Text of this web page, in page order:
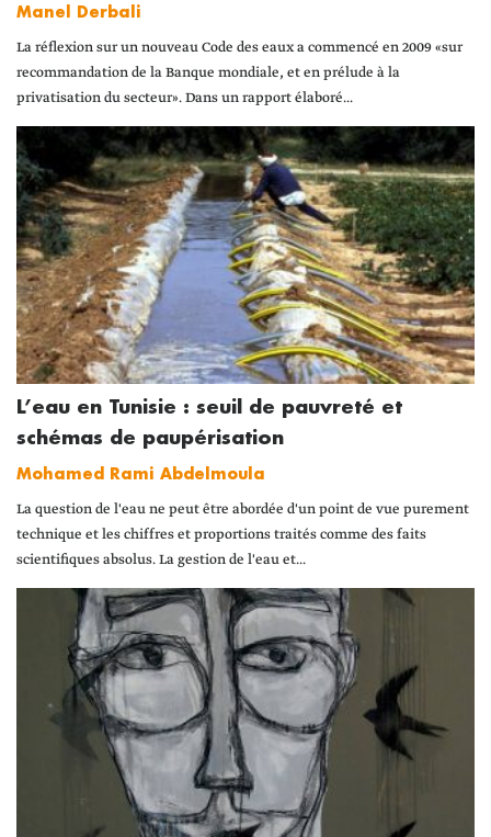
Manel Derbali
La réflexion sur un nouveau Code des eaux a commencé en 2009 «sur
recommandation de la Banque mondiale, et en prélude à la
privatisation du secteur». Dans un rapport élaboré...
L’eau en Tunisie : seuil de pauvreté et
schémas de paupérisation
Mohamed Rami Abdelmoula
La question de l'eau ne peut être abordée d'un point de vue purement
technique et les chiffres et proportions traités comme des faits
scientifiques absolus. La gestion de l'eau et...